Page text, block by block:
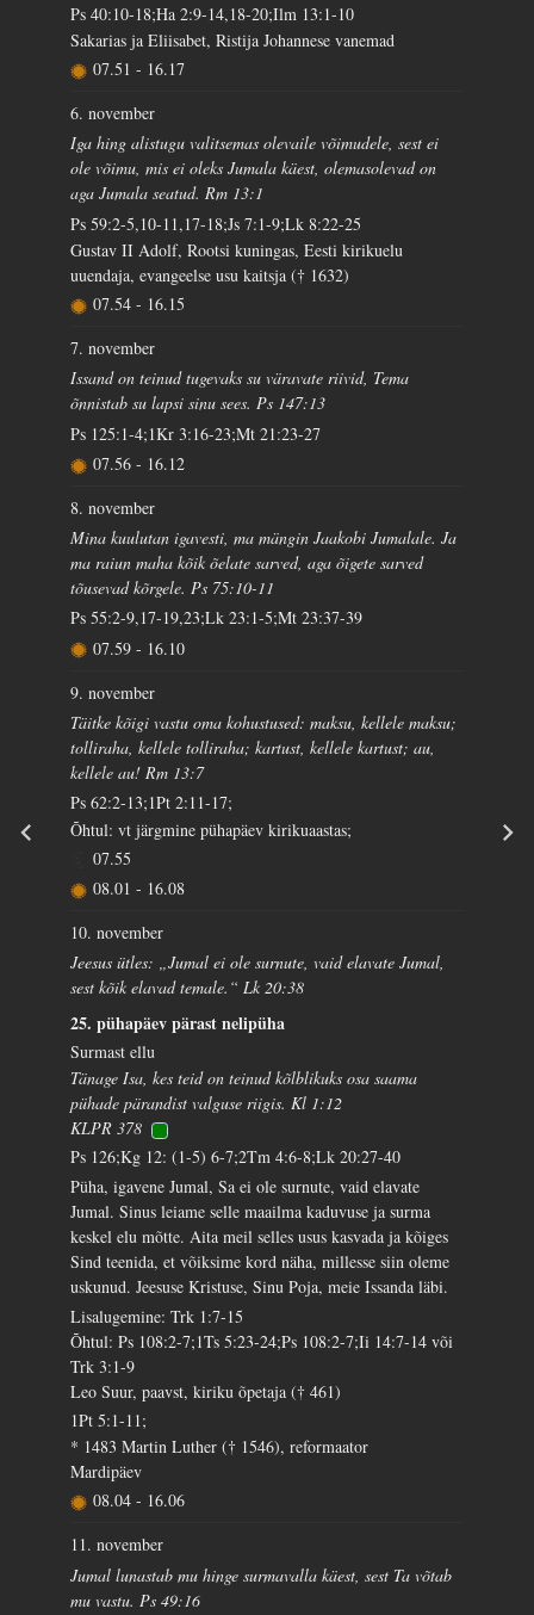
Ps 40:10-18;Ha 2:9-14,18-20;Ilm 13:1-10
Sakarias ja Eliisabet, Ristija Johannese vanemad
07.51 - 16.17
6. november
Iga hing alistugu valitsemas olevaile võimudele, sest ei
ole võimu, mis ei oleks Jumala käest, olemasolevad on
aga Jumala seatud. Rm 13:1
Ps 59:2-5,10-11,17-18;Js 7:1-9;Lk 8:22-25
Gustav II Adolf, Rootsi kuningas, Eesti kirikuelu
uuendaja, evangeelse usu kaitsja († 1632)
07.54 - 16.15
7. november
Issand on teinud tugevaks su väravate riivid, Tema
õnnistab su lapsi sinu sees. Ps 147:13
Ps 125:1-4;1Kr 3:16-23;Mt 21:23-27
07.56 - 16.12
8. november
Mina kuulutan igavesti, ma mängin Jaakobi Jumalale. Ja
ma raiun maha kõik õelate sarved, aga õigete sarved
tõusevad kõrgele. Ps 75:10-11
Ps 55:2-9,17-19,23;Lk 23:1-5;Mt 23:37-39
07.59 - 16.10
9. november
Täitke kõigi vastu oma kohustused: maksu, kellele maksu;
tolliraha, kellele tolliraha; kartust, kellele kartust; au,
kellele au! Rm 13:7
Ps 62:2-13;1Pt 2:11-17;
Õhtul: vt järgmine pühapäev kirikuaastas;
07.55
08.01 - 16.08
10. november
Jeesus ütles: „Jumal ei ole surnute, vaid elavate Jumal,
sest kõik elavad temale.“ Lk 20:38
25. pühapäev pärast nelipüha
Surmast ellu
Tänage Isa, kes teid on teinud kõlblikuks osa saama
pühade pärandist valguse riigis. Kl 1:12
KLPR 378
Ps 126;Kg 12: (1-5) 6-7;2Tm 4:6-8;Lk 20:27-40
Püha, igavene Jumal, Sa ei ole surnute, vaid elavate
Jumal. Sinus leiame selle maailma kaduvuse ja surma
keskel elu mõtte. Aita meil selles usus kasvada ja kõiges
Sind teenida, et võiksime kord näha, millesse siin oleme
uskunud. Jeesuse Kristuse, Sinu Poja, meie Issanda läbi.
Lisalugemine: Trk 1:7-15
Õhtul: Ps 108:2-7;1Ts 5:23-24;Ps 108:2-7;Ii 14:7-14 või
Trk 3:1-9
Leo Suur, paavst, kiriku õpetaja († 461)
1Pt 5:1-11;
* 1483 Martin Luther († 1546), reformaator
Mardipäev
08.04 - 16.06
11. november
Jumal lunastab mu hinge surmavalla käest, sest Ta võtab
mu vastu. Ps 49:16